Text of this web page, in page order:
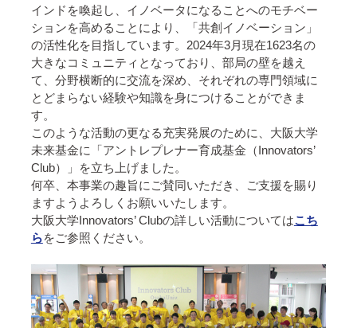
インドを喚起し、イノベータになることへのモチベー
ションを高めることにより、「共創イノベーション」
の活性化を目指しています。2024年3月現在1623名の
大きなコミュニティとなっており、部局の壁を越え
て、分野横断的に交流を深め、それぞれの専門領域に
とどまらない経験や知識を身につけることができま
す。
このような活動の更なる充実発展のために、大阪大学
未来基金に「アントレプレナー育成基金（Innovators’
Club）」を立ち上げました。
何卒、本事業の趣旨にご賛同いただき、ご支援を賜り
ますようよろしくお願いいたします。
大阪大学Innovators’ Clubの詳しい活動についてはこち
らをご参照ください。